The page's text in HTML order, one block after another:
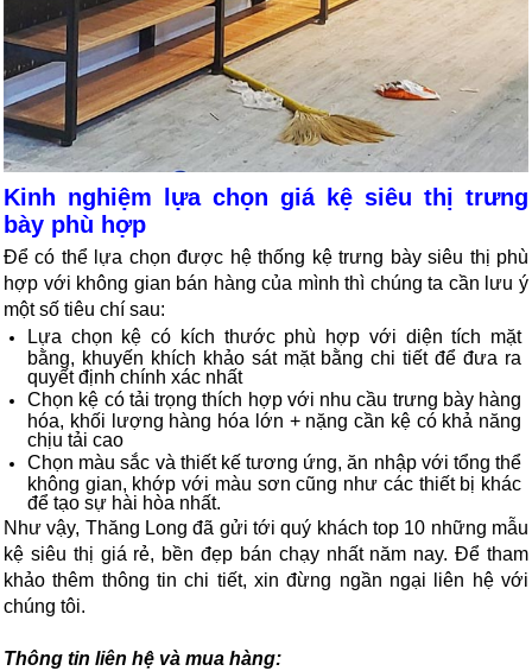
Kinh nghiệm lựa chọn giá kệ siêu thị trưng
bày phù hợp
Để có thể lựa chọn được hệ thống kệ trưng bày siêu thị phù
hợp với không gian bán hàng của mình thì chúng ta cần lưu ý
một số tiêu chí sau:
Lựa chọn kệ có kích thước phù hợp với diện tích mặt
bằng, khuyến khích khảo sát mặt bằng chi tiết để đưa ra
quyết định chính xác nhất
Chọn kệ có tải trọng thích hợp với nhu cầu trưng bày hàng
hóa, khối lượng hàng hóa lớn + nặng cần kệ có khả năng
chịu tải cao
Chọn màu sắc và thiết kế tương ứng, ăn nhập với tổng thể
không gian, khớp với màu sơn cũng như các thiết bị khác
để tạo sự hài hòa nhất.
Như vậy, Thăng Long đã gửi tới quý khách top 10 những mẫu
kệ siêu thị giá rẻ, bền đẹp bán chạy nhất năm nay. Để tham
khảo thêm thông tin chi tiết, xin đừng ngần ngại liên hệ với
chúng tôi.
Thông tin liên hệ và mua hàng: